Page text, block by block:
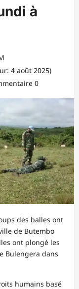
à
4 août 2025)
0
des balles ont
de Butembo
ont plongé les
Bulengera dans
humains basé